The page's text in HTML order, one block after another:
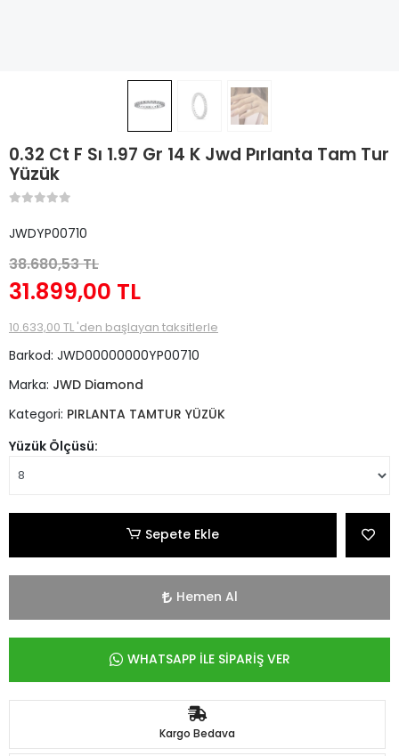
0.32 Ct F Sı 1.97 Gr 14 K Jwd Pırlanta Tam Tur
Yüzük
JWDYP00710
38.680,53 TL
31.899,00 TL
10.633,00 TL 'den başlayan taksitlerle
Barkod: JWD00000000YP00710
Marka: JWD Diamond
Kategori: PIRLANTA TAMTUR YÜZÜK
Yüzük Ölçüsü:
Sepete Ekle
Hemen Al
WHATSAPP İLE SİPARİŞ VER
Kargo Bedava